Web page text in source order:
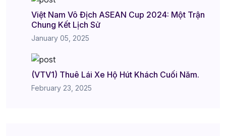
Việt Nam Vô Địch ASEAN Cup 2024: Một Trận
Chung Kết Lịch Sử
January 05, 2025
(VTV1) Thuê Lái Xe Hộ Hút Khách Cuối Năm.
February 23, 2025